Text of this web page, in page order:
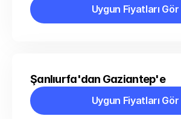
Uygun Fiyatları Gör
Uygun Fiyatları Gör
Şanlıurfa'dan Gaziantep'e
Uygun Fiyatları Gör
Uygun Fiyatları Gör